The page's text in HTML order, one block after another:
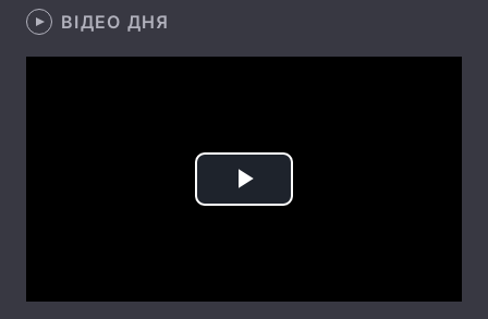
Цікавинки
Статті
ВІДЕО ДНЯ
Play